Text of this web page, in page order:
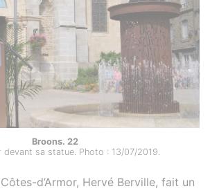
Broons. 22
devant sa statue. Photo : 13/07/2019.
d’Armor, Hervé Berville, fait un